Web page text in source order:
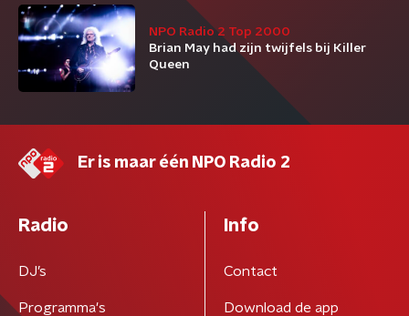
NPO Radio 2 Top 2000
Brian May had zijn twijfels bij Killer
Queen
Er is maar één NPO Radio 2
Radio
DJ’s
Programma's
Info
Contact
Download de app